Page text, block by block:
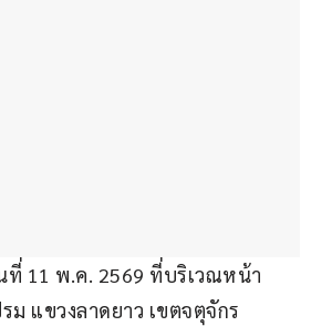
ที่ 11 พ.ค. 2569 ที่บริเวณหน้า
ม แขวงลาดยาว เขตจตุจักร